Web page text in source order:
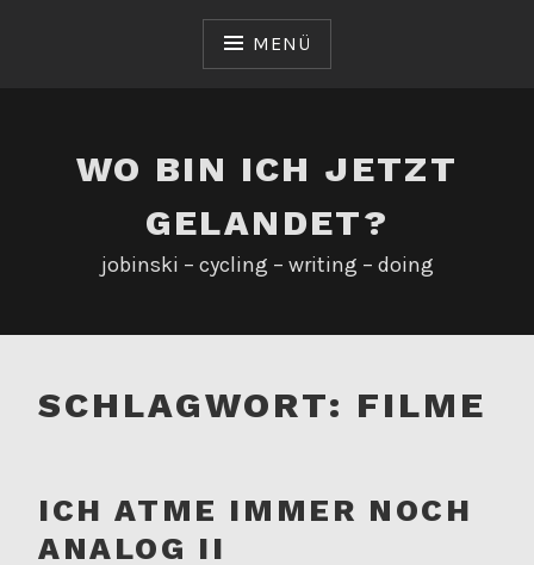
MENÜ
WO BIN ICH JETZT
GELANDET?
jobinski – cycling – writing – doing
SCHLAGWORT: FILME
ICH ATME IMMER NOCH
ANALOG II